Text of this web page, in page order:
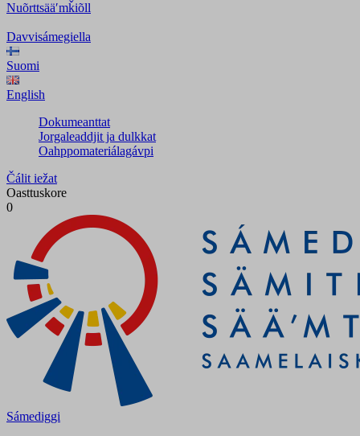
Nuõrttsääʹmǩiõll
Davvisámegiella
Suomi
English
Dokumeanttat
Jorgaleaddjit ja dulkkat
Oahppomateriálagávpi
Čálit iežat
Oasttuskore
0
Sámediggi